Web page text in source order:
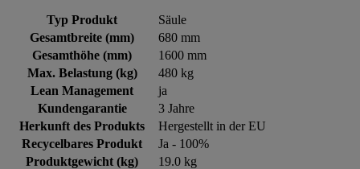
Typ Produkt
Säule
Gesamtbreite (mm)
680 mm
Gesamthöhe (mm)
1600 mm
Max. Belastung (kg)
480 kg
Lean Management
ja
Kundengarantie
3 Jahre
Herkunft des Produkts
Hergestellt in der EU
Recycelbares Produkt
Ja - 100%
Produktgewicht (kg)
19.0 kg